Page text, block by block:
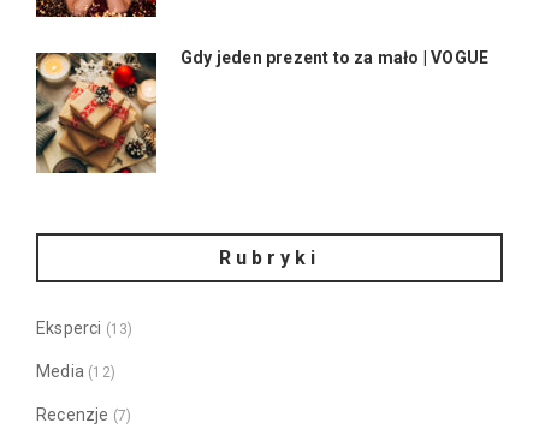
Gdy jeden prezent to za mało | VOGUE
Rubryki
Eksperci (13)
Media (12)
Recenzje (7)